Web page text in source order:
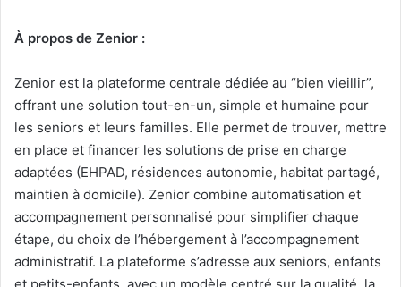
À propos de Zenior :
Zenior est la plateforme centrale dédiée au “bien vieillir”,
offrant une solution tout-en-un, simple et humaine pour
les seniors et leurs familles. Elle permet de trouver, mettre
en place et financer les solutions de prise en charge
adaptées (EHPAD, résidences autonomie, habitat partagé,
maintien à domicile). Zenior combine automatisation et
accompagnement personnalisé pour simplifier chaque
étape, du choix de l’hébergement à l’accompagnement
administratif. La plateforme s’adresse aux seniors, enfants
et petits-enfants, avec un modèle centré sur la qualité, la